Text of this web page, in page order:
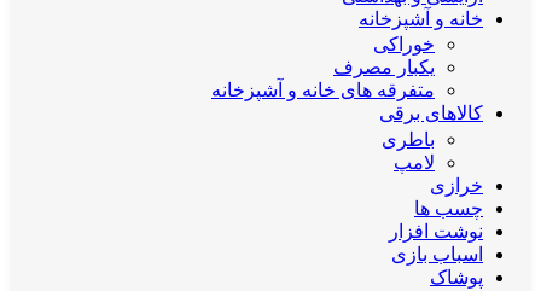
خانه و آشپزخانه
خوراکی
یکبار مصرف
متفرقه های خانه و آشپزخانه
کالاهای برقی
باطری
لامپ
خرازی
چسب ها
نوشت افزار
اسباب بازی
پوشاک